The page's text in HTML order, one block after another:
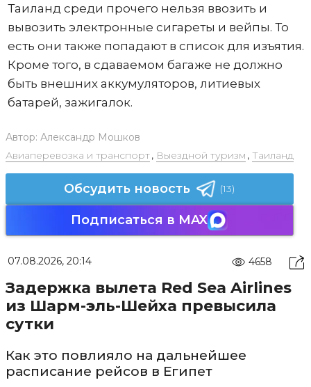
Таиланд среди прочего нельзя ввозить и
вывозить электронные сигареты и вейпы. То
есть они также попадают в список для изъятия.
Кроме того, в сдаваемом багаже не должно
быть внешних аккумуляторов, литиевых
батарей, зажигалок.
Автор: Александр Мошков
Авиаперевозка и транспорт, Выездной туризм , Таиланд
Обсудить новость (13)
Подписаться в MAX
07.08.2026, 20:14 4658
Задержка вылета Red Sea Airlines
из Шарм-эль-Шейха превысила
сутки
Как это повлияло на дальнейшее
расписание рейсов в Египет